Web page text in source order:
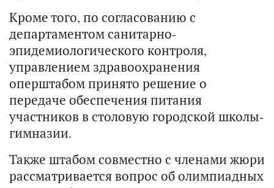
Кроме того, по согласованию с
департаментом санитарно-
эпидемиологического контроля,
управлением здравоохранения
оперштабом принято решение о
передаче обеспечения питания
участников в столовую городской школы-
гимназии.
Также штабом совместно с членами жюри
рассматривается вопрос об олимпиадных